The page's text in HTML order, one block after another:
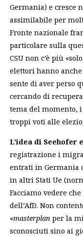
Germania) e cresce
assimilabile per
Fronte nazionale
particolare sulla
CSU non c’è più
elettori hanno
sente di aver perso
cercando di
tema del momento,
troppi voti alle
L’idea di Seehofer
registrazione i
entrati in Germania
in altri Stati Ue
Facciamo vedere
dell’AfD. Non
«masterplan per la
sconosciuti sino ai